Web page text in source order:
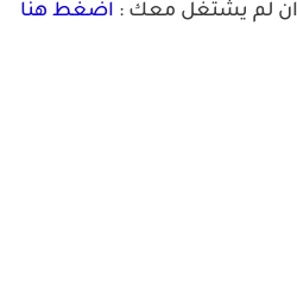
لم يشتغل معك : اضغط هنا